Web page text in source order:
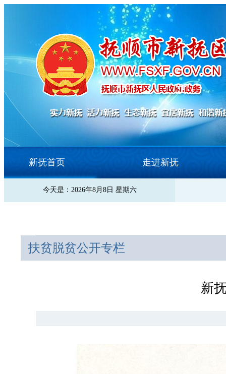
新抚首页 走进新抚
今天是：2026年8月8日 星期六
扶贫脱贫公开专栏
新